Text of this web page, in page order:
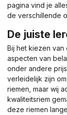
pagina vind je
de verschillende
De juiste
Bij het kiezen van
aspecten van
onder andere
verleidelijk zijn
riemen, maar wij
kwaliteitsriem
deze riemen